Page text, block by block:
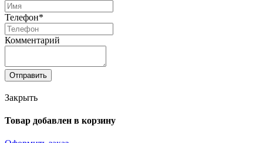
Телефон*
Комментарий
Отправить
Закрыть
Товар добавлен в корзину